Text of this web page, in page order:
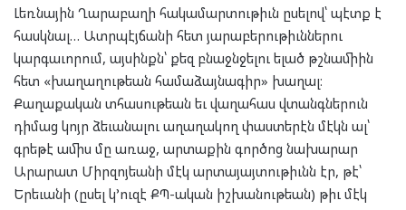
Լեռնային Ղարաբաղի հակամարտութիւն ըսելով՝ պէտք է
հասկնալ… Ատրպէյճանի հետ յարաբերութիւններու
կարգաւորում, այսինքն՝ քեզ բնաջնջելու ելած թշնամիին
հետ «խաղաղութեան համաձայնագիր» խաղալ։
Քաղաքական տհասութեան եւ վաղահաս վտանգներուն
դիմաց կոյր ձեւանալու աղաղակող փաստերէն մէկն ալ՝
գրեթէ ամիս մը առաջ, արտաքին գործոց նախարար
Արարատ Միրզոյեանի մէկ արտայայտութիւնն էր, թէ՝
Երեւանի (ըսել կ’ուզէ ՔՊ-ական իշխանութեան) թիւ մէկ